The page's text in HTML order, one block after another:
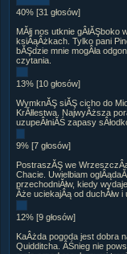
40% [31 głosów]
MĂłj nos utknie gÂłĂŞboko
ksiÂąÂżkach. Tylko pani
bĂŞdzie mnie mogÂła
czytania.
13% [10 głosów]
WymknĂŞ siĂŞ cicho do
KrĂłlestwa. NajwyÂższa
uzupeÂłniĂŚ zapasy
9% [7 głosów]
PostraszĂŞ we
Chacie. Uwielbiam
przechodniĂłw, kiedy
Âże uciekajÂą od duchĂłw i
12% [9 głosów]
KaÂżda pogoda jest dobra
Quidditcha. ÂŚnieg nie